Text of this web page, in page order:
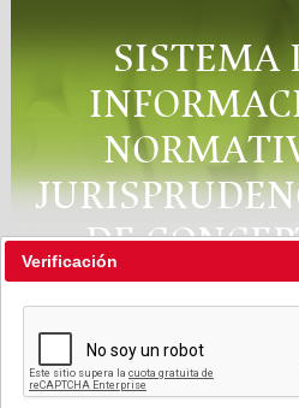
SISTEMA
DE
"RÉGIMEN
Verificación